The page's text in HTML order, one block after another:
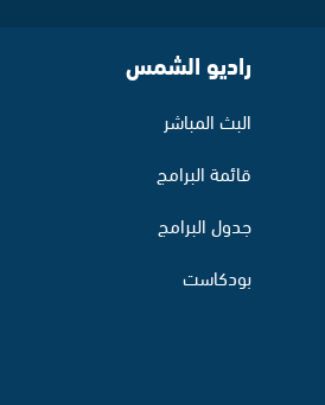
راديو الشمس
البث المباشر
قائمة البرامج
جدول البرامج
بودكاست